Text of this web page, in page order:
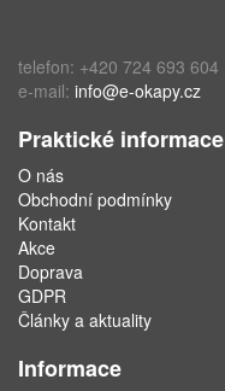
telefon: +420 724 693 604
e-mail: info@e-okapy.cz
Praktické informace
O nás
Obchodní podmínky
Kontakt
Akce
Doprava
GDPR
Články a aktuality
Informace